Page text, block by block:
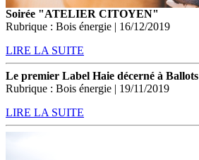
Soirée "ATELIER CITOYEN"
Rubrique : Bois énergie | 16/12/2019
LIRE LA SUITE
Le premier Label Haie décerné à Ballots
Rubrique : Bois énergie | 19/11/2019
LIRE LA SUITE